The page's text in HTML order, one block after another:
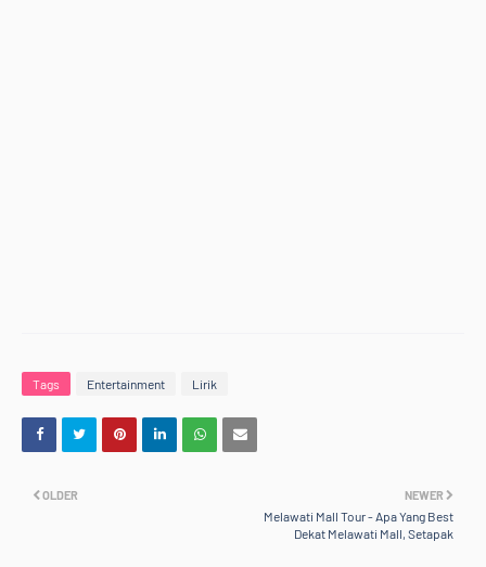
Tags Entertainment Lirik
NEWER
Melawati Mall Tour - Apa Yang Best
Dekat Melawati Mall, Setapak
OLDER